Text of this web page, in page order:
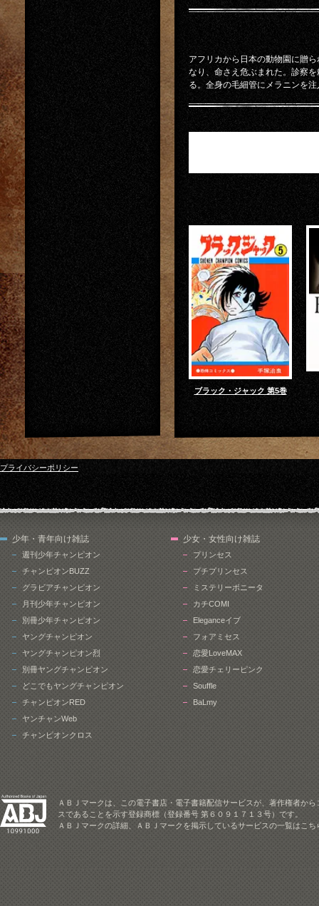
アフリカから日本の動物園に贈
なり、命さえ危ぶまれた。診察
る。全身の毛細管にメラニンを
ブラック・ジャック 第5巻
プライバシーポリシー
少年・青年向け雑誌
週刊少年チャンピオン
チャンピオンBUZZ
グラビアチャンピオン
月刊少年チャンピオン
別冊少年チャンピオン
ヤングチャンピオン
ヤングチャンピオン烈
別冊ヤングチャンピオン
どこでもヤングチャンピオン
チャンピオンRED
ヤンチャンWeb
チャンピオンクロス
少女・女性向け雑誌
プリンセス
プチプリンセス
ミステリーボニータ
カチCOMI
Eleganceイブ
フォアミセス
恋愛LoveMAX
恋愛チェリーピンク
Souffle
BaLmy
ＡＢＪマークは、この電子書店・電子書籍配信サービスが、著作権者か
スであることを示す登録商標（登録番号 第６０９１７１３号）です。
ＡＢＪマークの詳細、ＡＢＪマークを掲示しているサービスの一覧はこ